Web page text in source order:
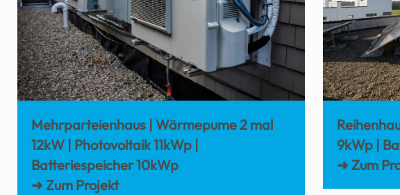
Mehrparteienhaus | Wärmepume 2 mal
12kW | Photovoltaik 11kWp |
Batteriespeicher 10kWp
➜ Zum Projekt
9kWp |
➜ Zum